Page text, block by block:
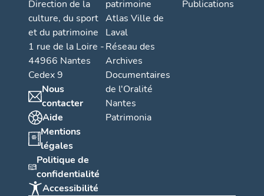
Direction de la
culture, du sport
et du patrimoine
1 rue de la Loire -
44966 Nantes
Cedex 9
Nous
contacter
Aide
Mentions
légales
Politique de
confidentialité
Accessibilité
patrimoine
Atlas Ville de
Laval
Réseau des
Archives
Documentaires
de l'Oralité
Nantes
Patrimonia
Publications